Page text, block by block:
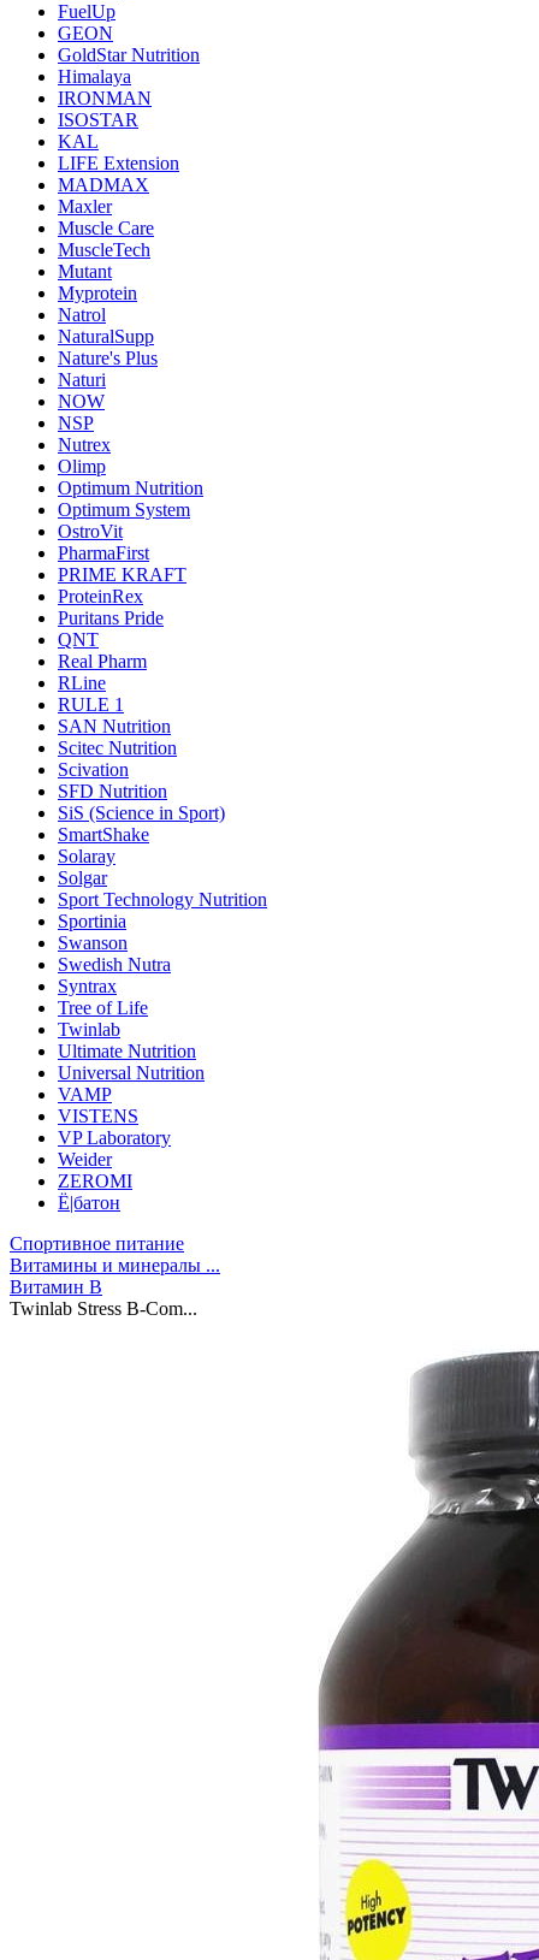
FuelUp
GEON
GoldStar Nutrition
Himalaya
IRONMAN
ISOSTAR
KAL
LIFE Extension
MADMAX
Maxler
Muscle Care
MuscleTech
Mutant
Myprotein
Natrol
NaturalSupp
Nature's Plus
Naturi
NOW
NSP
Nutrex
Olimp
Optimum Nutrition
Optimum System
OstroVit
PharmaFirst
PRIME KRAFT
ProteinRex
Puritans Pride
QNT
Real Pharm
RLine
RULE 1
SAN Nutrition
Scitec Nutrition
Scivation
SFD Nutrition
SiS (Science in Sport)
SmartShake
Solaray
Solgar
Sport Technology Nutrition
Sportinia
Swanson
Swedish Nutra
Syntrax
Tree of Life
Twinlab
Ultimate Nutrition
Universal Nutrition
VAMP
VISTENS
VP Laboratory
Weider
ZEROMI
Ё|батон
Спортивное питание
Витамины и минералы ...
Витамин B
Twinlab Stress B-Com...